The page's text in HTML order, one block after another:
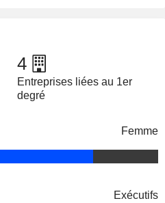
4
Entreprises liées au 1er
degré
Femme
Exécutifs